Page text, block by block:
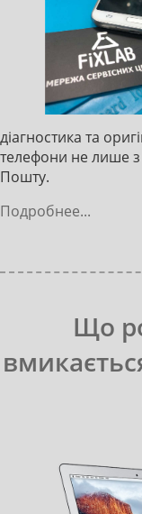
діагностика та
телефони не лише з
Пошту.
Подробнее...
Що